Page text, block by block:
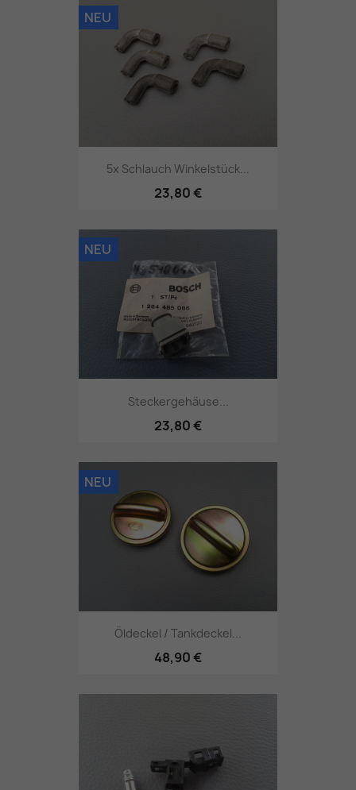
5x Schlauch Winkelstück...
23,80 €
NEU
Steckergehäuse...
23,80 €
NEU
Öldeckel / Tankdeckel...
48,90 €
NEU